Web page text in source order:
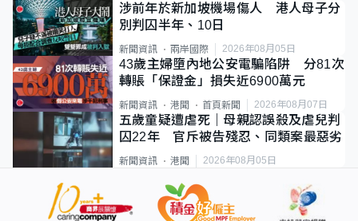
涉前年於新加坡機場傷人 港人母子分
別判囚半年、10日
新聞資訊 兩岸國際 2026年08月05日
43歲主婦墮內地公安電騙陷阱 分81次
轉賬「保證金」損失近6900萬元
新聞資訊 港聞 首頁新聞 2026年08月07日
五歲童疑遭虐死｜母親認誤殺及虐兒判
囚22年 官斥被告殘忍、同類案最惡劣
新聞資訊 港聞 2026年08月05日